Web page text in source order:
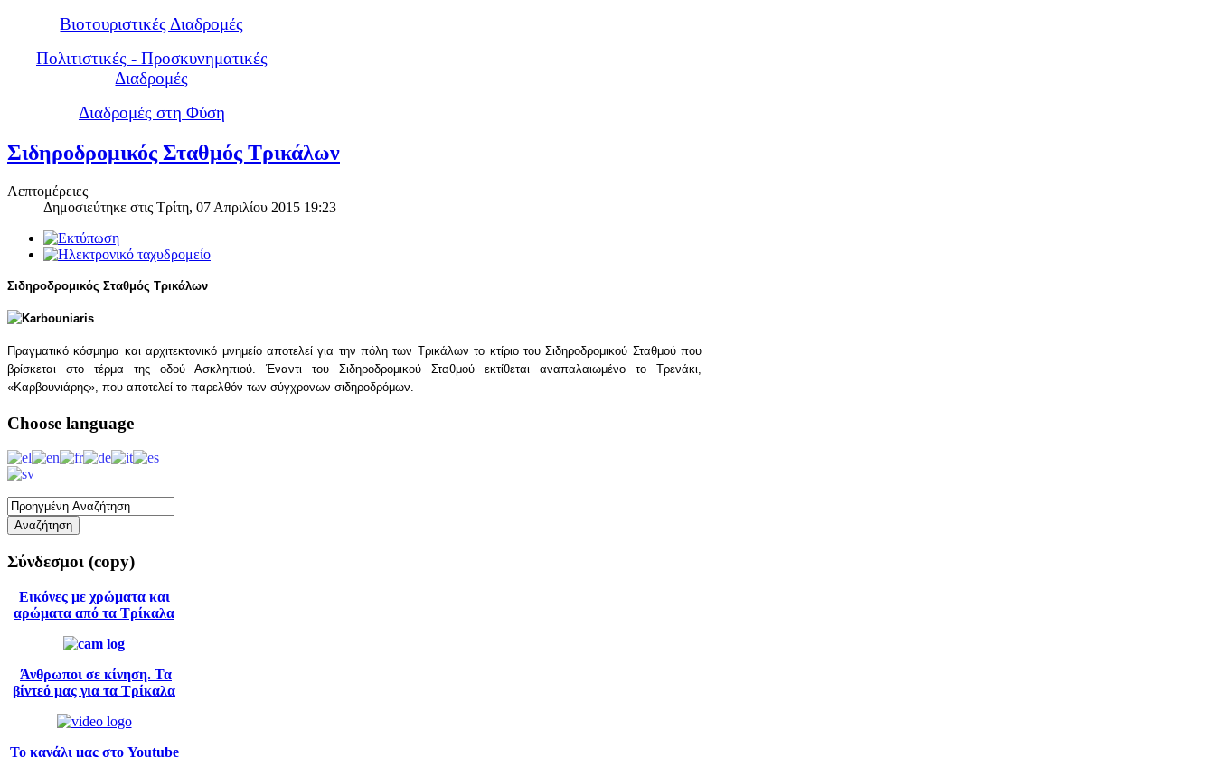
Βιοτουριστικές Διαδρομές
Πολιτιστικές - Προσκυνηματικές
Διαδρομές
Διαδρομές στη Φύση
Σιδηροδρομικός Σταθμός Τρικάλων
Λεπτομέρειες
Δημοσιεύτηκε στις Τρίτη, 07 Απριλίου 2015 19:23
Σιδηροδρομικός Σταθμός Τρικάλων
Πραγματικό κόσμημα και αρχιτεκτονικό μνημείο αποτελεί για την πόλη των Τρικάλων το κτίριο του Σιδηροδρομικού Σταθμού που
βρίσκεται στο τέρμα της οδού Ασκληπιού. Έναντι του Σιδηροδρομικού Σταθμού εκτίθεται αναπαλαιωμένο το Τρενάκι,
«Καρβουνιάρης», που αποτελεί το παρελθόν των σύγχρονων σιδηροδρόμων.
Choose language
Σύνδεσμοι (copy)
Εικόνες με χρώματα και
αρώματα από τα Τρίκαλα
Άνθρωποι σε κίνηση. Τα
βίντεό μας για τα Τρίκαλα
Το κανάλι μας στο Youtube